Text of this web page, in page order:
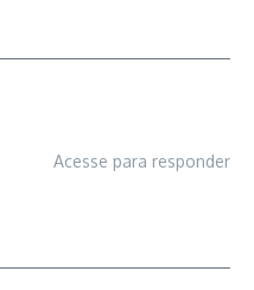
Acesse para responder